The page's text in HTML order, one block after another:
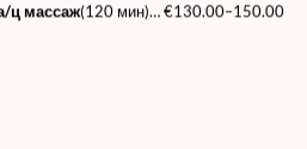
ц массаж(120 мин)… €130.00–150.00